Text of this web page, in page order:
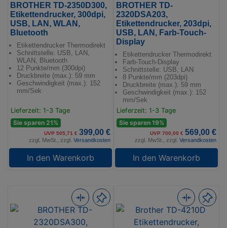
BROTHER TD-2350D300,
Etikettendrucker, 300dpi,
USB, LAN, WLAN,
Bluetooth
Etikettendrucker Thermodirekt
Schnittstelle: USB, LAN,
WLAN, Bluetooth
12 Punkte/mm (300dpi)
Druckbreite (max.): 59 mm
Geschwindigkeit (max.): 152
mm/Sek
Lieferzeit: 1-3 Tage
Sie sparen 21%
UVP 505,71 € 399,00 €
zzgl. MwSt., zzgl. Versandkosten
In den Warenkorb
BROTHER TD-
2320DSA203,
Etikettendrucker, 203dpi,
USB, LAN, Farb-Touch-
Display
Etikettendrucker Thermodirekt
Farb-Touch-Display
Schnittstelle: USB, LAN
8 Punkte/mm (203dpi)
Druckbreite (max.): 59 mm
Geschwindigkeit (max.): 152
mm/Sek
Lieferzeit: 1-3 Tage
Sie sparen 19%
UVP 700,00 € 569,00 €
zzgl. MwSt., zzgl. Versandkosten
In den Warenkorb